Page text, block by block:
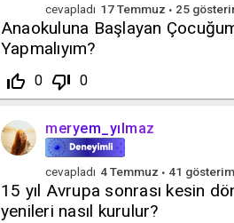
cevapladı 17 Temmuz 25
Anaokuluna Başlayan
Yapmalıyım?
thumb_up_off_alt 0 thumb_down_off_alt 0
meryem_yılmaz
cevapladı 4 Temmuz 41 gösterim
15 yıl Avrupa sonrası kesin
yenileri nasıl kurulur?